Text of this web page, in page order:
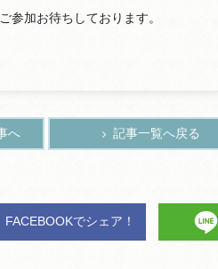
参加お待ちしております。
へ 記事一覧へ戻る
FACEBOOKでシェア！